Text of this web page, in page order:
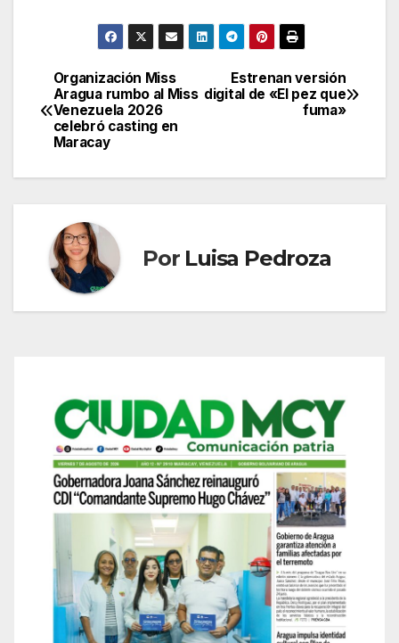
Navegación
de
entradas
Estrenan versión
digital de «El pez que
fuma»
Organización Miss
Aragua rumbo al Miss
Venezuela 2026
celebró casting en
Maracay
Por Luisa Pedroza